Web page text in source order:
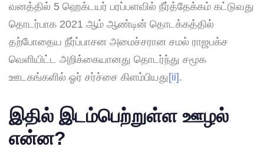
வனத்தில் 5 ஹெக்டயர் பரப்பளவில் நீர்த்தேக்கம் கட்டுவது
தொடர்பாக 2021 ஆம் ஆண்டின் தொடக்கத்தில்
தற்போதைய நீர்ப்பாசன அமைச்சரான சமல் ராஜபக்ச
வெளியிட்ட அறிக்கையானது தொடர்ந்து சமூக
ஊடகங்களில் ஓர் சர்ச்சை கிளம்பியது [ii].
இதில் இடம்பெற்றுள்ள ஊழல்
என்ன?